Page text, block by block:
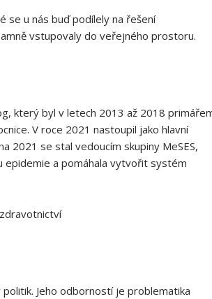
se u nás buď podílely na řešení
vstupovaly do veřejného prostoru.
který byl v letech 2013 až 2018
V roce 2021 nastoupil jako hlavní
2021 se stal vedoucím skupiny MeSES,
a pomáhala vytvořit systém
Jeho odborností je problematika